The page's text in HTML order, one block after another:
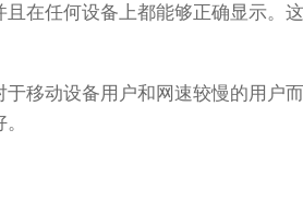
在任何设备上都能够正确显示。
移动设备用户和网速较慢的用户